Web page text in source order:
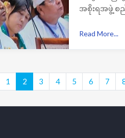
အစိုးရအဖွဲ့ စည်
Read More...
1 2 3 4 5 6 7